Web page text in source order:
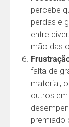
percebe
perdas e
entre
mão das
falta de
material,
outros
premiado